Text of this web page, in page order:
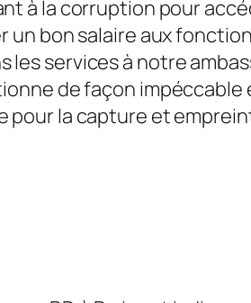
à la corruption pour
un bon salaire aux
services à notre
de façon
pour la capture et